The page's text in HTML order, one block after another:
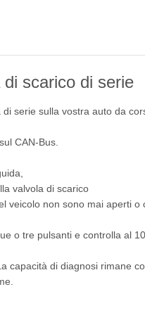
scarico di serie
serie sulla vostra auto da
CAN-Bus.
valvola di scarico
non sono mai aperti
o tre pulsanti e controlla al
di diagnosi rimane